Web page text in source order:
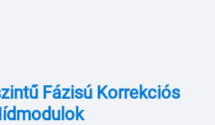
Fázisú Korrekciós